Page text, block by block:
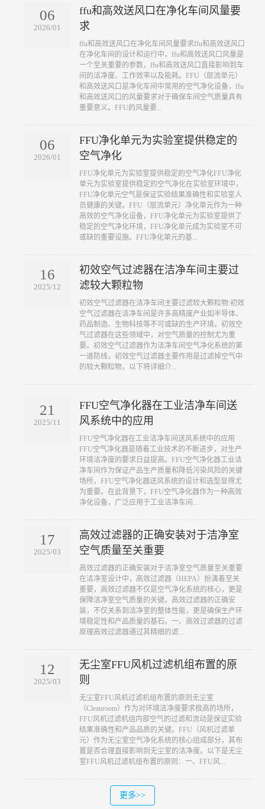
06
2026/01
ffu和高效送风口在净化车间风量要
求
​ffu和高效送风口在净化车间风量要求ffu和高效送风口
在净化车间的设计和运行中，ffu和高效送风口风量是
一个至关重要的参数，ffu和高效送风口直接影响到车
间的洁净度、工作效率以及能耗。FFU（层流单元）
和高效送风口是净化车间中常用的空气净化设备，ffu
和高效送风口的风量要求对于确保车间空气质量具有
重要意义。FFU的风量要...
06
2026/01
FFU净化单元为实验室提供稳定的
空气净化
​FFU净化单元为实验室提供稳定的空气净化FFU净化
单元为实验室提供稳定的空气净化在实验室环境中，
FFU净化单元空气是保证实验结果准确性和实验室人
员健康的关键。FFU（层流单元）净化单元作为一种
高效的空气净化设备，FFU净化单元为实验室提供了
稳定的空气净化环境，FFU净化单元成为实验室不可
或缺的重要设施。FFU净化单元的基...
16
2025/12
初效空气过滤器在洁净车间主要过
滤较大颗粒物
​初效空气过滤器在洁净车间主要过滤较大颗粒物:初效
空气过滤器在洁净车间是许多高精度产业如半导体、
药品制造、生物科技等不可或缺的生产环境。初效空
气过滤器在这些领域中，对空气质量的控制尤为重
要。初效空气过滤器作为洁净车间空气净化系统的第
一道防线，初效空气过滤器主要作用是过滤掉空气中
的较大颗粒物，以下将详细介...
21
2025/11
FFU空气净化器在工业洁净车间送
风系统中的应用
​FFU空气净化器在工业洁净车间送风系统中的应用
FFU空气净化器是随着工业技术的不断进步，对生产
环境洁净度的要求日益提高。FFU空气净化器工业洁
净车间作为保证产品生产质量和降低污染风险的关键
场所，FFU空气净化器送风系统的设计和选型显得尤
为重要。在此背景下，FFU空气净化器作为一种高效
净化设备，广泛应用于工业洁净车间...
17
2025/03
高效过滤器的正确安装对于洁净室
空气质量至关重要
​高效过滤器的正确安装对于洁净室空气质量至关重要
在洁净室设计中，高效过滤器（HEPA）扮演着至关
重要，高效过滤器不仅是空气净化系统的核心，更是
保障洁净室空气质量的关键。高效过滤器的正确安
装，不仅关系到洁净室的整体性能，更是确保生产环
境稳定性和产品质量的基石。一、高效过滤器的过滤
原理高效过滤器通过其精细的滤...
12
2025/03
无尘室FFU风机过滤机组布置的原
则
​无尘室FFU风机过滤机组布置的原则无尘室
（Cleanroom）作为对环境洁净度要求极高的场所，
FFU风机过滤机组内部空气的过滤和流动是保证实验
结果准确性和产品品质的关键。FFU（风机过滤单
元）作为无尘室空气净化系统的核心组成部分，其布
置是否合理直接影响到无尘室的洁净度。以下是无尘
室FFU风机过滤机组布置的原则：一、FFU风...
更多>>